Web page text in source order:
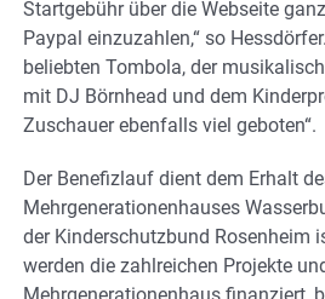
Startgebühr über die Webseite
Paypal einzuzahlen,“ so
beliebten Tombola, der
mit DJ Börnhead und dem
Zuschauer ebenfalls viel geboten“.
Der Benefizlauf dient dem Erhalt
Mehrgenerationenhauses
der Kinderschutzbund Rosenheim
werden die zahlreichen Projekte